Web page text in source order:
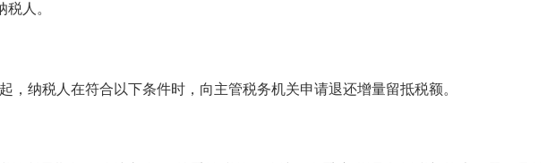
人。
纳税人在符合以下条件时，向主管税务机关申请退还增量留抵税额。